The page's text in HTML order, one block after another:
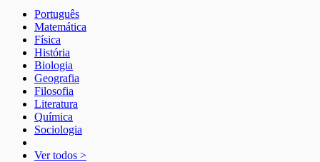
Português
Matemática
Física
História
Biologia
Geografia
Filosofia
Literatura
Química
Sociologia
Ver todos >